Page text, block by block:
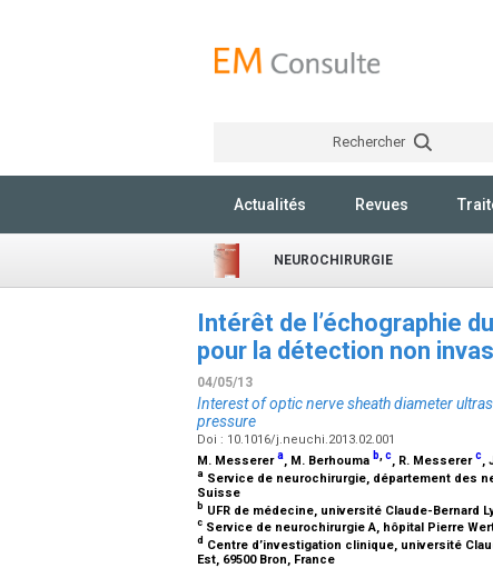
Rechercher
Actualités Revues
NEUROCHIRURGIE
Intérêt de l’échographie
pour la détection non
04/05/13
Interest of optic nerve sheath diameter
pressure
Doi : 10.1016/j.neuchi.2013.02.001
M. Messerera, M. Berhouma b,c, R. Messererc,
a Service de neurochirurgie, département des
Suisse
b UFR de médecine, université Claude-Bernard
c Service de neurochirurgie A, hôpital Pierre
d Centre d’investigation clinique, université
Est, 69500 Bron, France